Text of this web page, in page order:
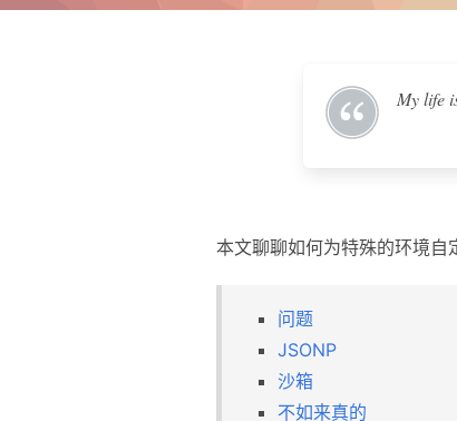
My life
本文聊聊如何为特殊的环境自
问题
JSONP
沙箱
不如来真的